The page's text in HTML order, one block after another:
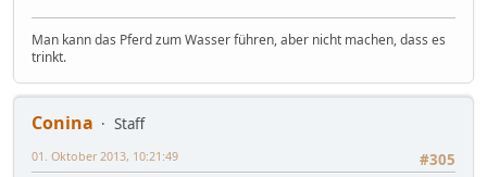
Man kann das Pferd zum Wasser führen, aber nicht machen, dass es
trinkt.
Conina
Staff
#305
01. Oktober 2013, 10:21:49